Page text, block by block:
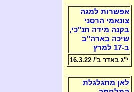
אפשרות למגה
צונאמי הרסני
בקנה מידה תנ"כי,
שיכה בארה"ב
ב-17 למרץ
י"ג באדר ב'/ 16.3.22
לאן מתגלגלת